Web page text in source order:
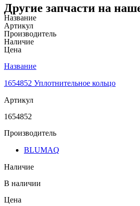
Другие запчасти на
Название
Артикул
Производитель
Наличие
Цена
Название
1654852 Уплотнительное кольцо
Артикул
1654852
Производитель
BLUMAQ
Наличие
В наличии
Цена